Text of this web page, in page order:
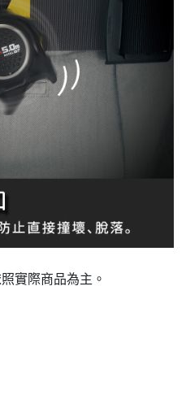
實際商品為主。